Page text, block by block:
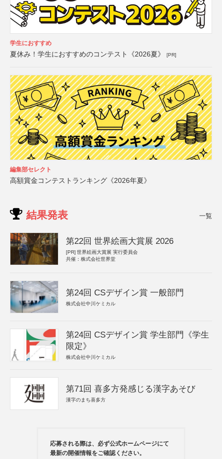
学生におすすめ
夏休み！学生におすすめのコンテスト《2026夏》 [PR]
編集部セレクト
高額賞金コンテストランキング《2026年夏》
結果発表 一覧
第22回 世界絵画大賞展 2026
[PR] 世界絵画大賞展 実行委員会
共催：株式会社世界堂
第24回 CSデザイン賞 一般部門
株式会社中川ケミカル
第24回 CSデザイン賞 学生部門《学生
限定》
株式会社中川ケミカル
第71回 喜多方発感じる漢字あそび
漢字のまち喜多方
応募される際は、必ず公式ホームページにて
最新の開催情報をご確認ください。